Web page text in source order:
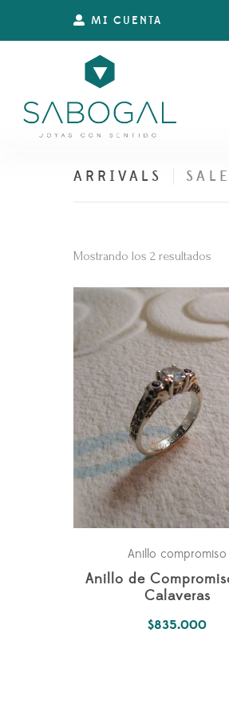
MI CUENTA
ARRIVALS
Mostrando los 2 resultados
Anillo compromiso
Anillo de
Calaveras
$835.000